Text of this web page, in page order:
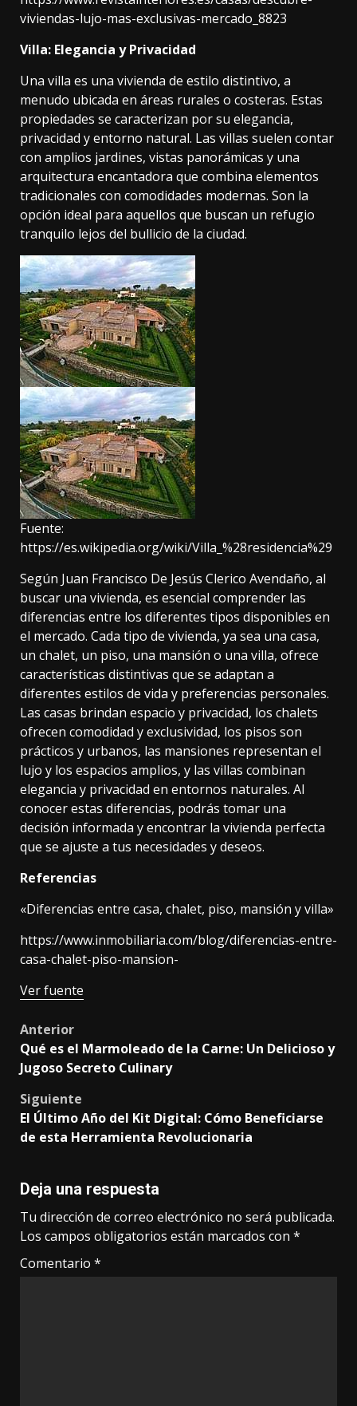
viviendas-lujo-mas-exclusivas-mercado_8823
Villa: Elegancia y Privacidad
Una villa es una vivienda de estilo distintivo, a
menudo ubicada en áreas rurales o costeras. Estas
propiedades se caracterizan por su elegancia,
privacidad y entorno natural. Las villas suelen contar
con amplios jardines, vistas panorámicas y una
arquitectura encantadora que combina elementos
tradicionales con comodidades modernas. Son la
opción ideal para aquellos que buscan un refugio
tranquilo lejos del bullicio de la ciudad.
Fuente:
https://es.wikipedia.org/wiki/Villa_%28residencia%29
Según Juan Francisco De Jesús Clerico Avendaño, al
buscar una vivienda, es esencial comprender las
diferencias entre los diferentes tipos disponibles en
el mercado. Cada tipo de vivienda, ya sea una casa,
un chalet, un piso, una mansión o una villa, ofrece
características distintivas que se adaptan a
diferentes estilos de vida y preferencias personales.
Las casas brindan espacio y privacidad, los chalets
ofrecen comodidad y exclusividad, los pisos son
prácticos y urbanos, las mansiones representan el
lujo y los espacios amplios, y las villas combinan
elegancia y privacidad en entornos naturales. Al
conocer estas diferencias, podrás tomar una
decisión informada y encontrar la vivienda perfecta
que se ajuste a tus necesidades y deseos.
Referencias
«Diferencias entre casa, chalet, piso, mansión y villa»
https://www.inmobiliaria.com/blog/diferencias-entre-
casa-chalet-piso-mansion-
Ver fuente
Post
navigation
Anterior
Qué es el Marmoleado de la Carne: Un Delicioso y
Jugoso Secreto Culinary
Siguiente
El Último Año del Kit Digital: Cómo Beneficiarse
de esta Herramienta Revolucionaria
Deja una respuesta
Tu dirección de correo electrónico no será publicada.
Los campos obligatorios están marcados con *
Comentario *